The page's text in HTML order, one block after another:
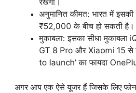
रखेगा।
अनुमानित कीमत: भारत में
₹52,000 के बीच हो सकती है।
मुकाबला: इसका सीधा मुकाबला
GT 8 Pro और Xiaomi 15 से
to launch’ का फायदा
अगर आप एक ऐसे यूजर हैं जिसके लिए फोन